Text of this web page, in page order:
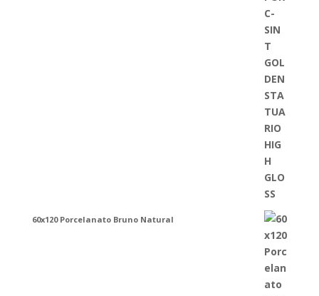
60x120 Porcelanato Bruno Natural